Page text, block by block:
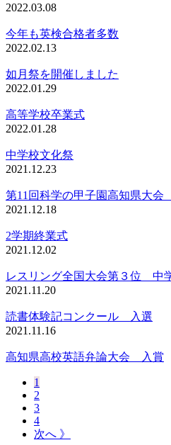
2022.03.08
今年も英検合格者多数
2022.02.13
如月祭を開催しました
2022.01.29
高等学校卒業式
2022.01.28
中学校文化祭
2021.12.23
第11回科学の甲子園高知県大
2021.12.18
2学期終業式
2021.12.02
レスリング全国大会第３位 中
2021.11.20
読書体験記コンクール 入選
2021.11.16
高知県高校英語弁論大会 入賞
1
2
3
4
次へ 》